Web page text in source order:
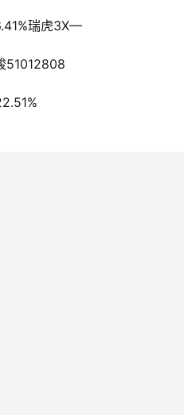
利汽车16.41%瑞虎3X—
车—宝骏51012808
菱22.51%